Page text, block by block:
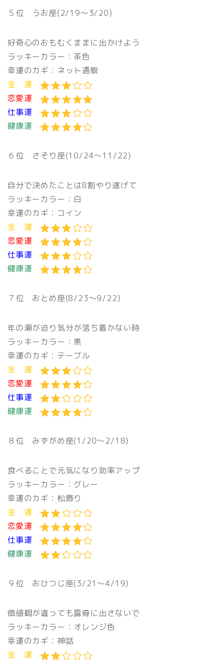
５位 うお座(2/19〜3/20)
好奇心のおもむくままに出かけよう
ラッキーカラー：茶色
幸運のカギ：ネット通販
金 運
恋愛運
仕事運
健康運
６位 さそり座(10/24〜11/22)
自分で決めたことは8割やり遂げて
ラッキーカラー：白
幸運のカギ：コイン
金 運
恋愛運
仕事運
健康運
７位 おとめ座(8/23〜9/22)
年の瀬が迫り気分が落ち着かない時
ラッキーカラー：黒
幸運のカギ：テーブル
金 運
恋愛運
仕事運
健康運
８位 みずがめ座(1/20〜2/18)
食べることで元気になり効率アップ
ラッキーカラー：グレー
幸運のカギ：松飾り
金 運
恋愛運
仕事運
健康運
９位 おひつじ座(3/21〜4/19)
価値観が違っても露骨に出さないで
ラッキーカラー：オレンジ色
幸運のカギ：神話
金 運